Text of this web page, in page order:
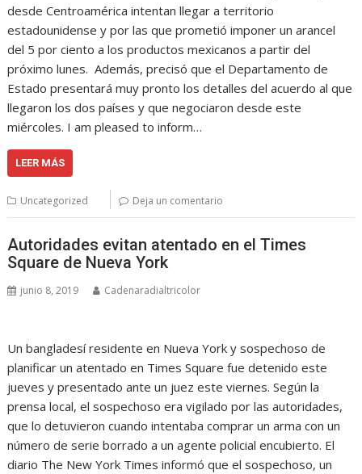
desde Centroamérica intentan llegar a territorio
estadounidense y por las que prometió imponer un arancel
del 5 por ciento a los productos mexicanos a partir del
próximo lunes. Además, precisó que el Departamento de
Estado presentará muy pronto los detalles del acuerdo al que
llegaron los dos países y que negociaron desde este
miércoles. I am pleased to inform…
LEER MÁS
Uncategorized Deja un comentario
Autoridades evitan atentado en el Times
Square de Nueva York
junio 8, 2019 Cadenaradialtricolor
Un bangladesí residente en Nueva York y sospechoso de
planificar un atentado en Times Square fue detenido este
jueves y presentado ante un juez este viernes. Según la
prensa local, el sospechoso era vigilado por las autoridades,
que lo detuvieron cuando intentaba comprar un arma con un
número de serie borrado a un agente policial encubierto. El
diario The New York Times informó que el sospechoso, un